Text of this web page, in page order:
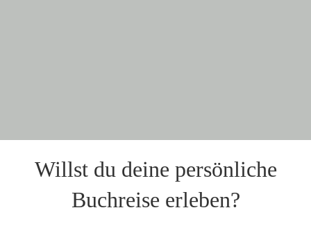
Willst du deine persönliche
Buchreise erleben?